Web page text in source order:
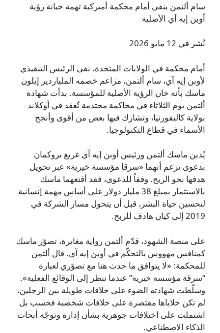
سام ألتمن ينفي أمام محكمة أميركية تهمة خيانة رؤية
أوبن إيه آي الأصلية
نُشر في 12 مايو 2026
أمام محكمة في الولايات المتحدة، نفى الرئيس التنفيذي
لأوبن إيه آي، سام ألتمن، مزاعم خصمه الملياردير إيلون
ماسك بأنه خان الرؤية الأصلية للمؤسسة. بدأت شهادة
ألتمن يوم الثلاثاء في محاكمة محتدمة تُعقد في أوكلاند
بولاية كاليفورنيا، وتشارك فيها بعض من أقوى وأنجح
الأسماء في قطاع التكنولوجيا.
يُدين ماسك ألتمن ورئيس أوبن إيه آي غريغ بروكمان
بدعوى تزعم أنهما «سرقا مؤسسة خيرية» عبر تحويل
هدفها نحو الربح. وفقاً للدعوى، فقد أقنعهما ماسك
بالاستثمار بمبلغ 38 مليار دولار على أساس مهمة إنسانية
لتحسين حياة البشر، قبل أن يتحول مسار الشركة في
2019 إلى كيان هادف للربح.
على منصة الشهود، قدّم ألتمن رواية مغايرة، تصوّر ماسك
كمنافس مهووس بالتحكّم في أوبن إيه آي. قال ألتمن
للمحكمة: «لا يتوافق ما حدث هنا مع تصوّري لعبارة
“سرقة مؤسسة خيرية” عندما ننظر إلى الوقائع الفعلية».
وسلّطت شهادته الضوء على خلافات طويلة بين الرجلين،
لم تكن خلاياها مقتصرة على خلافات شخصية فحسب بل
اشتملت على اختلافات جوهرية بشأن إدارة وتوجّه أبحاث
الذكاء الاصطناعي.